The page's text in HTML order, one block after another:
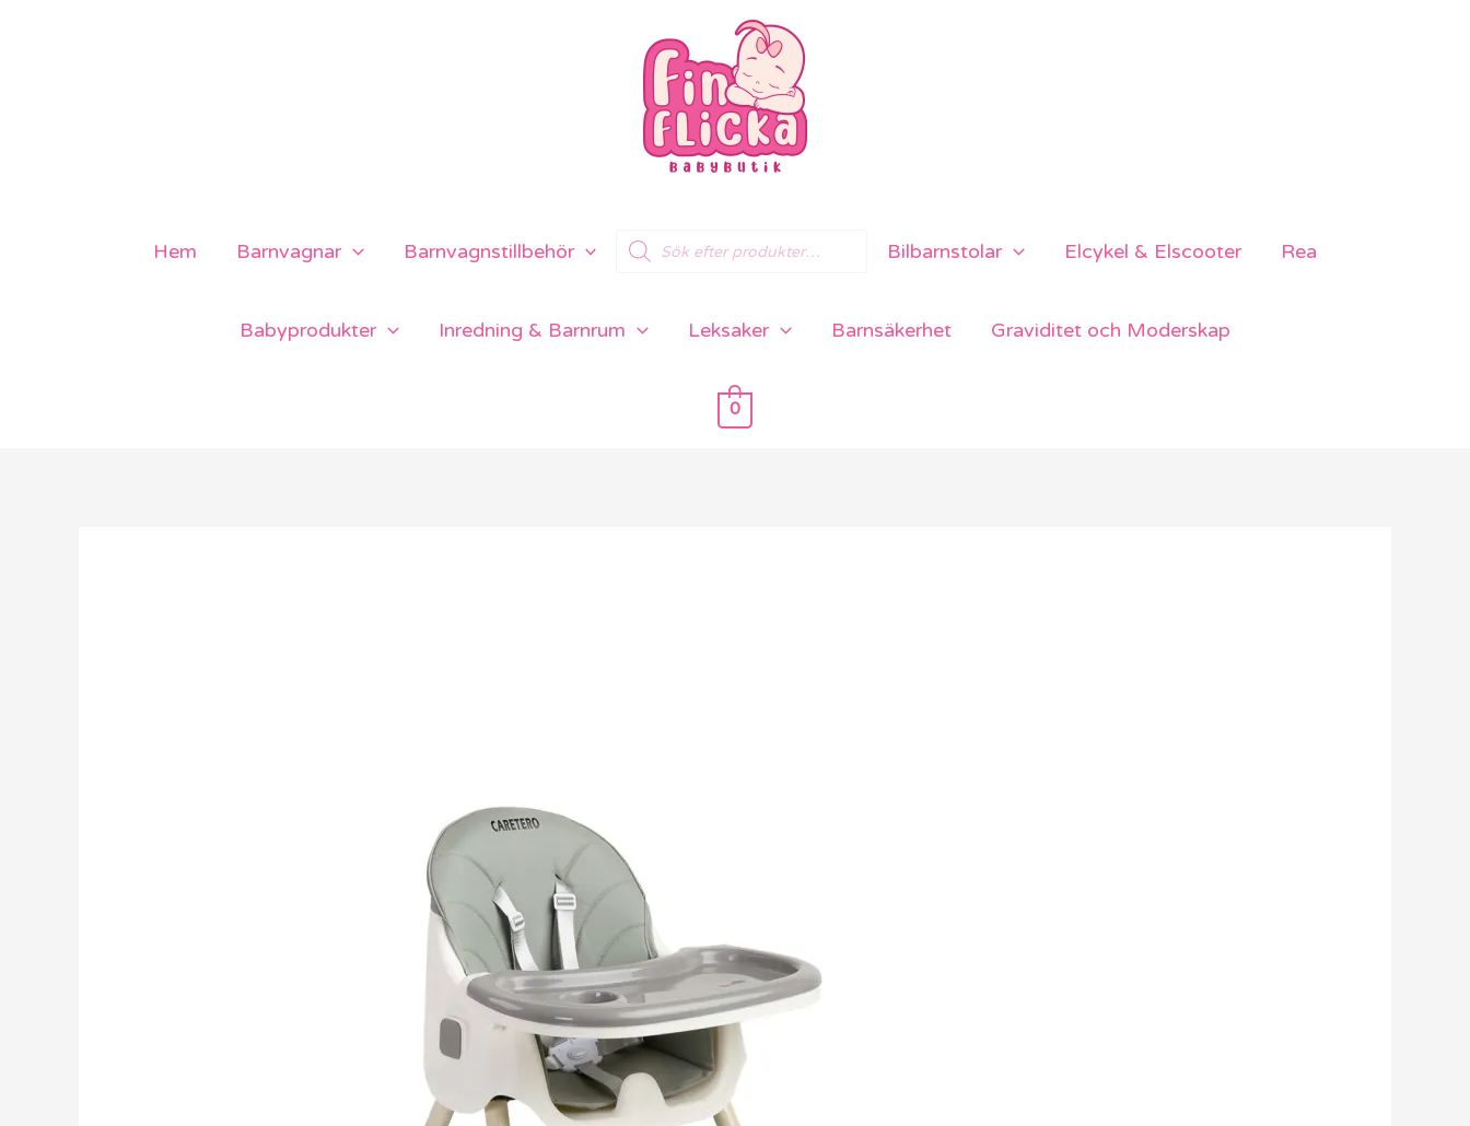
Hem Barnvagnar Barnvagnstillbehör
Products
search
Bilbarnstolar Elcykel & Elscooter Rea
Babyprodukter Inredning & Barnrum Leksaker Barnsäkerhet Graviditet och Moderskap
0